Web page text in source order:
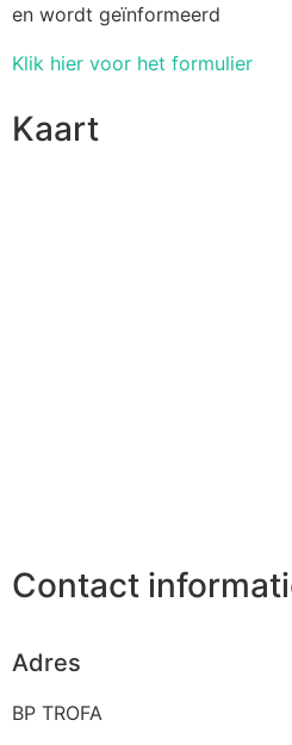
en wordt geïnformeerd
Klik hier voor het formulier
Kaart
Contact
Adres
BP TROFA